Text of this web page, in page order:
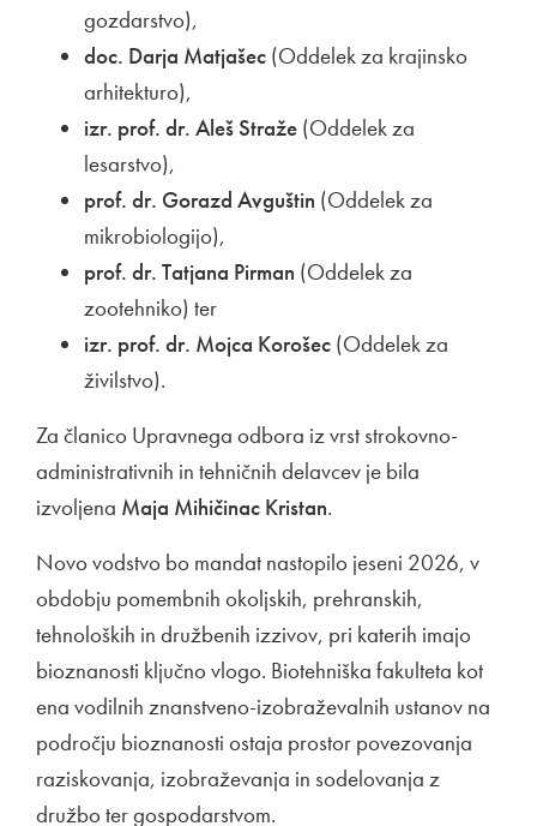
gozdarstvo),
doc. Darja Matjašec (Oddelek za krajinsko
arhitekturo),
izr. prof. dr. Aleš Straže (Oddelek za
lesarstvo),
prof. dr. Gorazd Avguštin (Oddelek za
mikrobiologijo),
prof. dr. Tatjana Pirman (Oddelek za
zootehniko) ter
izr. prof. dr. Mojca Korošec (Oddelek za
živilstvo).
Za članico Upravnega odbora iz vrst strokovno-
administrativnih in tehničnih delavcev je bila
izvoljena Maja Mihičinac Kristan.
Novo vodstvo bo mandat nastopilo jeseni 2026, v
obdobju pomembnih okoljskih, prehranskih,
tehnoloških in družbenih izzivov, pri katerih imajo
bioznanosti ključno vlogo. Biotehniška fakulteta kot
ena vodilnih znanstveno-izobraževalnih ustanov na
področju bioznanosti ostaja prostor povezovanja
raziskovanja, izobraževanja in sodelovanja z
družbo ter gospodarstvom.